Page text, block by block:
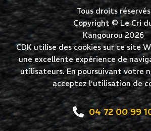
Tous droits réservés
Copyright © Le Cri
Kangourou 2026
CDK utilise des cookies sur ce site
une excellente expérience de
utilisateurs. En poursuivant votre
acceptez l’utilisation de
04 72 00 99